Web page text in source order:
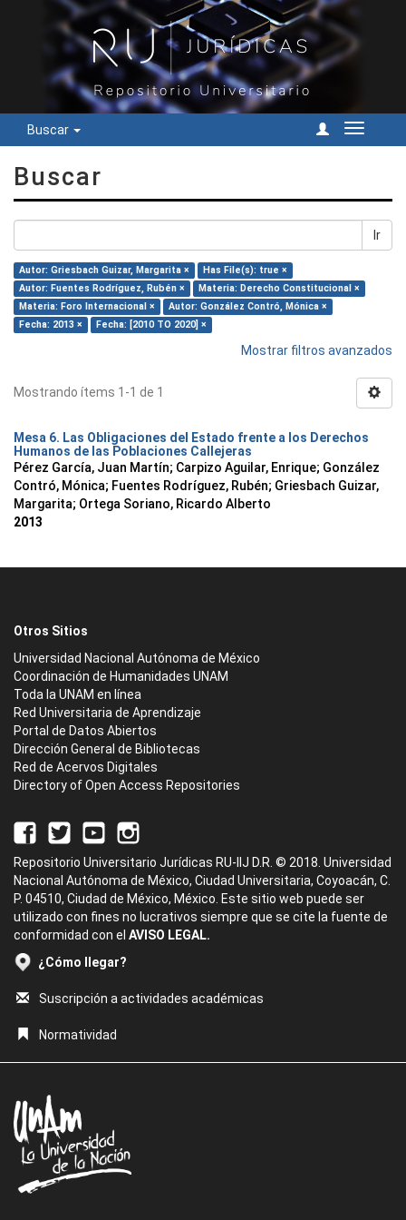
Buscar
Cambiar
Buscar
Ir
Autor: Griesbach Guizar, Margarita ×
Has File(s): true ×
Autor: Fuentes Rodríguez, Rubén ×
Materia: Derecho Constitucional ×
Materia: Foro Internacional ×
Autor: González Contró, Mónica ×
Fecha: 2013 ×
Fecha: [2010 TO 2020] ×
Mostrar filtros avanzados
Mostrando ítems 1-1 de 1
Mesa 6. Las Obligaciones del Estado frente a los Derechos
Humanos de las Poblaciones Callejeras
Pérez García, Juan Martín; Carpizo Aguilar, Enrique; González
Contró, Mónica; Fuentes Rodríguez, Rubén; Griesbach Guizar,
Margarita; Ortega Soriano, Ricardo Alberto
2013
Otros Sitios
Universidad Nacional Autónoma de México
Coordinación de Humanidades UNAM
Toda la UNAM en línea
Red Universitaria de Aprendizaje
Portal de Datos Abiertos
Dirección General de Bibliotecas
Red de Acervos Digitales
Directory of Open Access Repositories
Repositorio Universitario Jurídicas RU-IIJ D.R. © 2018. Universidad
Nacional Autónoma de México, Ciudad Universitaria, Coyoacán, C.
P. 04510, Ciudad de México, México. Este sitio web puede ser
utilizado con fines no lucrativos siempre que se cite la fuente de
conformidad con el AVISO LEGAL.
¿Cómo llegar?
Suscripción a actividades académicas
Normatividad